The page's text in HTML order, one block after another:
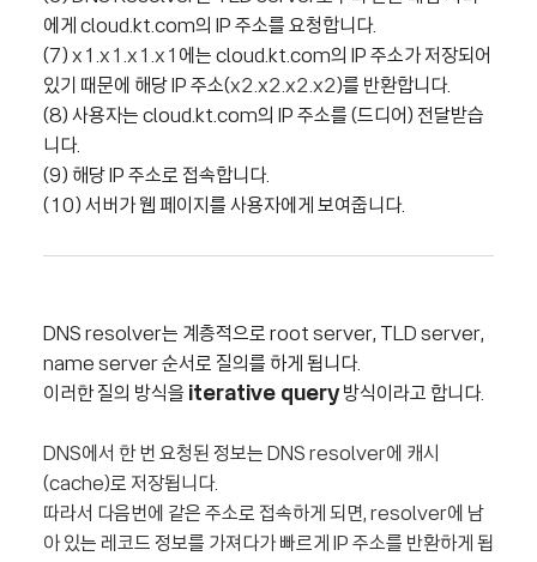
에게 cloud.kt.com의 IP 주소를 요청합니다.
(7) x1.x1.x1.x1 에는 cloud.kt.com의 IP 주소가 저장되어
있기 때문에 해당 IP 주소(x2.x2.x2.x2)를 반환합니다.
(8) 사용자는 cloud.kt.com의 IP 주소를 (드디어) 전달받습
니다.
(9) 해당 IP 주소로 접속합니다.
(10) 서버가 웹 페이지를 사용자에게 보여줍니다.
DNS resolver는 계층적으로 root server, TLD server,
name server 순서로 질의를 하게 됩니다.
이러한 질의 방식을 iterative query방식이라고 합니다.
DNS에서 한 번 요청된 정보는 DNS resolver에 캐시
(cache)로 저장됩니다.
따라서 다음번에 같은 주소로 접속하게 되면, resolver에 남
아 있는 레코드 정보를 가져다가 빠르게 IP 주소를 반환하게 됩